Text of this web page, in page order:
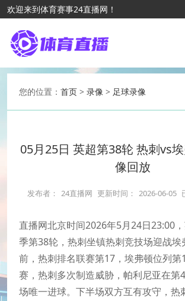
欢迎来到体育赛事24直播网！
您的位置： 首页 > 录像 > 足球录像
05月25日 英超第38轮 热刺vs
像回放
发布者： 24直播网 更新时间： 2026-06-05
直播网北京时间2026年5月24日23:00
季第38轮，热刺坐镇热刺竞技场迎战埃
前，热刺排名联赛第17，埃弗顿位列第
赛，热刺多次制造威胁，帕利尼亚在第
场唯一进球。下半场双方互有攻守，热